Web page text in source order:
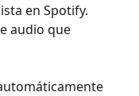
en Spotify.
audio que